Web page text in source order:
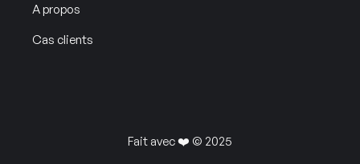
A propos
Cas clients
Fait avec ❤️ © 2025